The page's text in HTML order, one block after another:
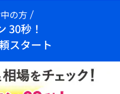
の方
30秒！
スタート